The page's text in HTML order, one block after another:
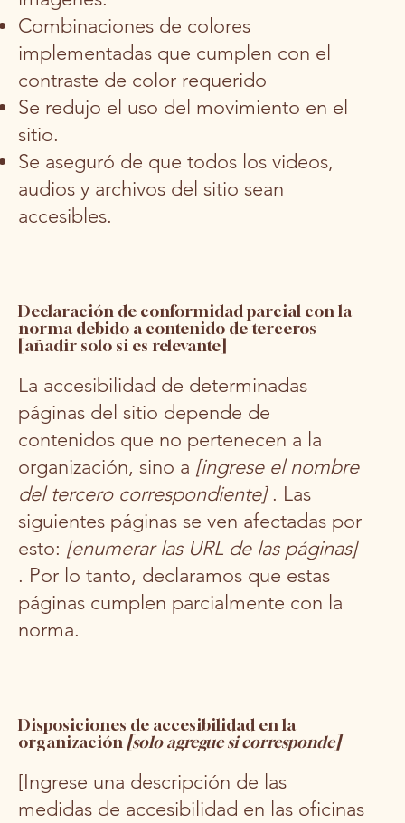
Combinaciones de colores
implementadas que cumplen con el
contraste de color requerido
Se redujo el uso del movimiento en el
sitio.
Se aseguró de que todos los videos,
audios y archivos del sitio sean
accesibles.
Declaración de conformidad parcial con la
norma debido a contenido de terceros
[añadir solo si es relevante]
La accesibilidad de determinadas
páginas del sitio depende de
contenidos que no pertenecen a la
organización, sino a [ingrese el nombre
del tercero correspondiente]. Las
siguientes páginas se ven afectadas por
esto: [enumerar las URL de las páginas]
. Por lo tanto, declaramos que estas
páginas cumplen parcialmente con la
norma.
Disposiciones de accesibilidad en la
organización[solo agregue si corresponde]
[Ingrese una descripción de las
medidas de accesibilidad en las oficinas